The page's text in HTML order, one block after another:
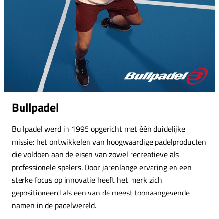
Bullpadel
Bullpadel werd in 1995 opgericht met één duidelijke
missie: het ontwikkelen van hoogwaardige padelproducten
die voldoen aan de eisen van zowel recreatieve als
professionele spelers. Door jarenlange ervaring en een
sterke focus op innovatie heeft het merk zich
gepositioneerd als een van de meest toonaangevende
namen in de padelwereld.